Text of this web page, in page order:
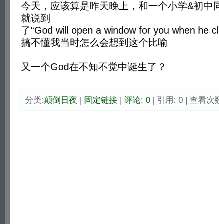
今天，应该算是昨天晚上，和一个小学&初中
就说到
了“God will open a window for you when he
搞不懂我当时怎么会想到这个比喻
又一个God在不知不觉中诞生了？
分类:颠倒日夜 | 固定链接 | 评论: 0 | 引用: 0 | 查看次